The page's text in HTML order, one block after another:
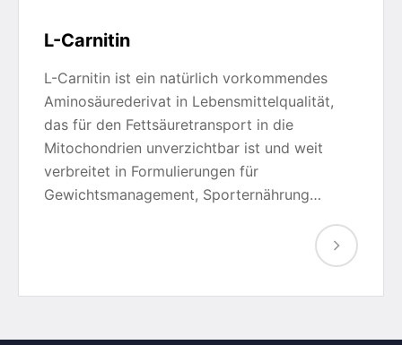
L-Carnitin
L-Carnitin ist ein natürlich vorkommendes
Aminosäurederivat in Lebensmittelqualität,
das für den Fettsäuretransport in die
Mitochondrien unverzichtbar ist und weit
verbreitet in Formulierungen für
Gewichtsmanagement, Sporternährung…